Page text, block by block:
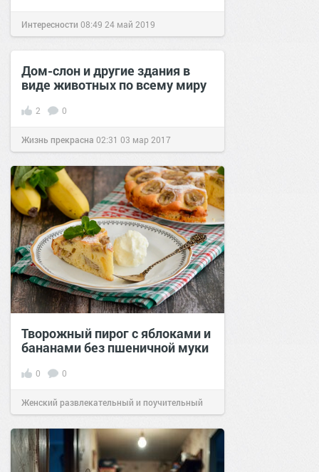
Интересности 08:49 24 май 2019
Дом-слон и другие здания в
виде животных по всему миру
2 0
Жизнь прекрасна 02:31 03 мар 2017
Творожный пирог с яблоками и
бананами без пшеничной муки
0 0
Женский развлекательный и поучительный
сайт.20:30Вчера